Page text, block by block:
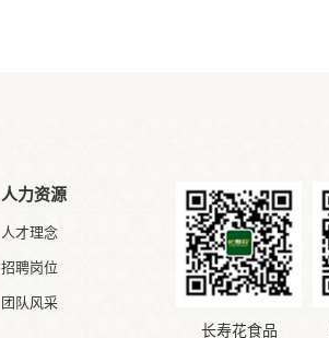
人力资源
人才理念
招聘岗位
团队风采
长寿花食品